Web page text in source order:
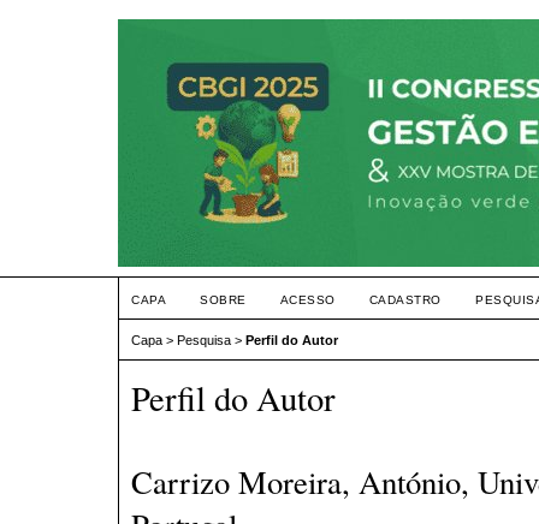
CAPA SOBRE ACESSO CADASTRO
Capa > Pesquisa > Perfil do Autor
Perfil do Autor
Carrizo Moreira, António,